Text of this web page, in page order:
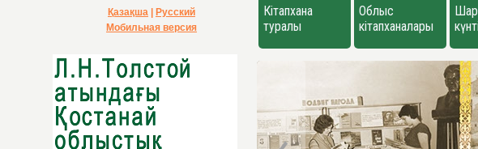
Қазақша
Русский
Мобильная версия
Кітапхана
туралы
Облыс
кітапханалары